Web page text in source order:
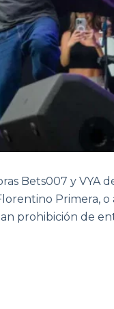
Bets007 y VYA
Primera,
prohibición de